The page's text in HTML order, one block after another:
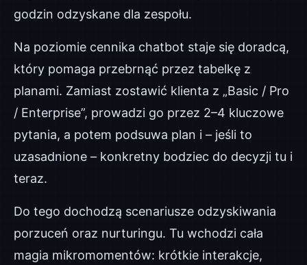
godzin odzyskane dla zespołu.
Na poziomie cennika chatbot staje się doradcą,
który pomaga przebrnąć przez tabelkę z
planami. Zamiast zostawić klienta z „Basic / Pro
/ Enterprise”, prowadzi go przez 2–4 kluczowe
pytania, a potem podsuwa plan i – jeśli to
uzasadnione – konkretny bodziec do decyzji tu i
teraz.
Do tego dochodzą scenariusze odzyskiwania
porzuceń oraz nurturingu. Tu wchodzi cała
magia mikromomentów: krótkie interakcje,